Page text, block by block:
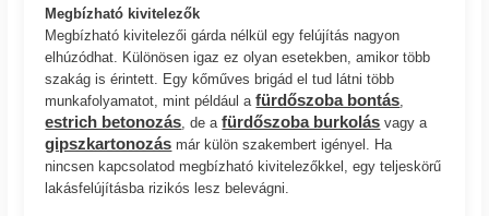
Megbízható kivitelezők
Megbízható kivitelezői gárda nélkül egy felújítás nagyon
elhúzódhat. Különösen igaz ez olyan esetekben, amikor több
szakág is érintett. Egy kőműves brigád el tud látni több
munkafolyamatot, mint például afürdőszoba bontás,
estrich betonozás, de afürdőszoba burkolás vagy a
gipszkartonozás már külön szakembert igényel. Ha
nincsen kapcsolatod megbízható kivitelezőkkel, egy teljeskörű
lakásfelújításba rizikós lesz belevágni.